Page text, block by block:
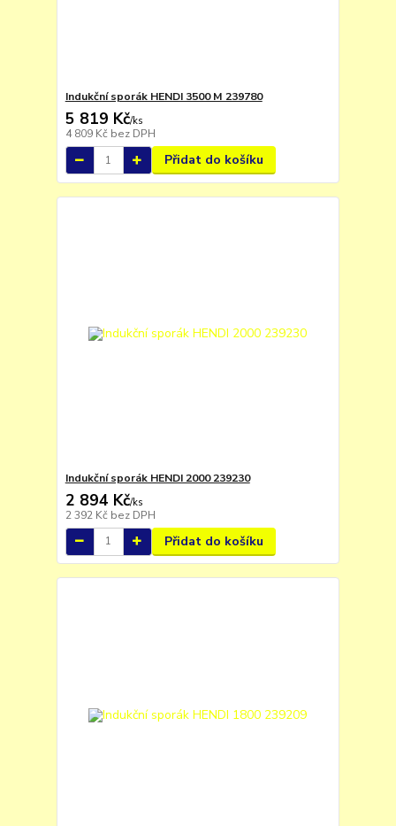
Indukční sporák HENDI 3500 M 239780
5 819 Kč/ks
4 809 Kč bez DPH
Přidat do košíku
Indukční sporák HENDI 2000 239230
2 894 Kč/ks
2 392 Kč bez DPH
Přidat do košíku